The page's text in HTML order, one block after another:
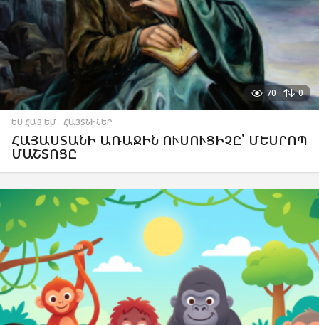
70 0
ԵՍ ՀԱՅ ԵՄ ,ՀԱՅՏՆԻՆԵՐ
ՀԱՅԱՍՏԱՆԻ ԱՌԱՋԻՆ ՈՒՍՈՒՑԻՉԸ՝ ՄԵՍՐՈՊ
ՄԱՇՏՈՑԸ